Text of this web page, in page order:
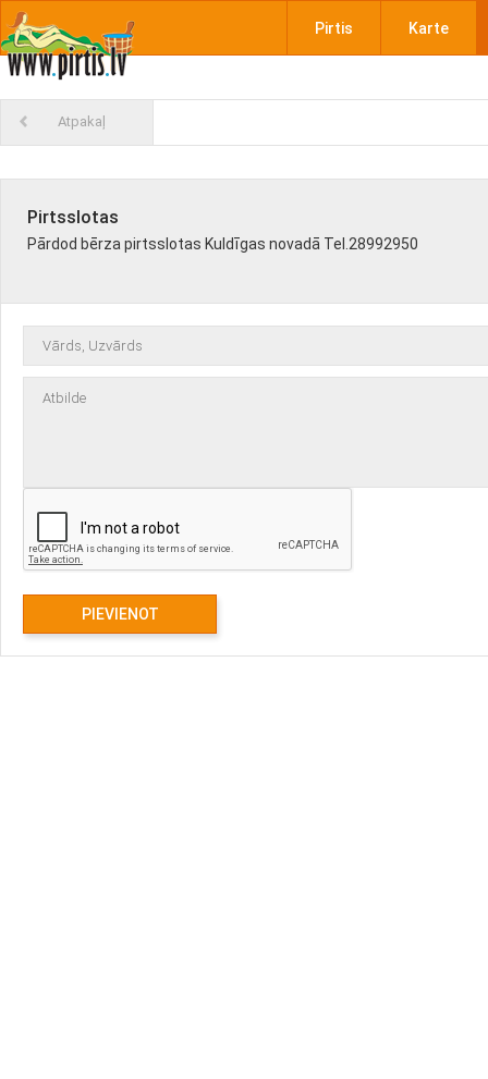
Pirtis Karte
Atpakaļ
Pirtsslotas
Pārdod bērza pirtsslotas Kuldīgas novadā Tel.28992950